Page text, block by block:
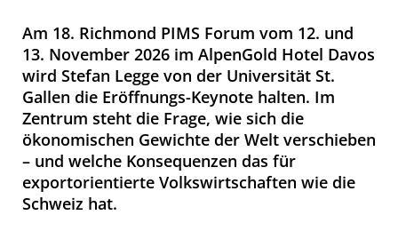
Am 18. Richmond PIMS Forum vom 12. und
13. November 2026 im AlpenGold Hotel Davos
wird Stefan Legge von der Universität St.
Gallen die Eröffnungs-Keynote halten. Im
Zentrum steht die Frage, wie sich die
ökonomischen Gewichte der Welt verschieben
– und welche Konsequenzen das für
exportorientierte Volkswirtschaften wie die
Schweiz hat.